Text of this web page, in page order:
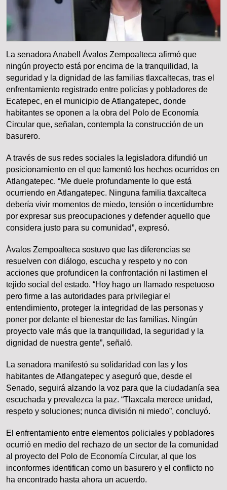
La senadora Anabell Ávalos Zempoalteca afirmó que
ningún proyecto está por encima de la tranquilidad, la
seguridad y la dignidad de las familias tlaxcaltecas, tras el
enfrentamiento registrado entre policías y pobladores de
Ecatepec, en el municipio de Atlangatepec, donde
habitantes se oponen a la obra del Polo de Economía
Circular que, señalan, contempla la construcción de un
basurero.
A través de sus redes sociales la legisladora difundió un
posicionamiento en el que lamentó los hechos ocurridos en
Atlangatepec. “Me duele profundamente lo que está
ocurriendo en Atlangatepec. Ninguna familia tlaxcalteca
debería vivir momentos de miedo, tensión o incertidumbre
por expresar sus preocupaciones y defender aquello que
considera justo para su comunidad”, expresó.
Ávalos Zempoalteca sostuvo que las diferencias se
resuelven con diálogo, escucha y respeto y no con
acciones que profundicen la confrontación ni lastimen el
tejido social del estado. “Hoy hago un llamado respetuoso
pero firme a las autoridades para privilegiar el
entendimiento, proteger la integridad de las personas y
poner por delante el bienestar de las familias. Ningún
proyecto vale más que la tranquilidad, la seguridad y la
dignidad de nuestra gente”, señaló.
La senadora manifestó su solidaridad con las y los
habitantes de Atlangatepec y aseguró que, desde el
Senado, seguirá alzando la voz para que la ciudadanía sea
escuchada y prevalezca la paz. “Tlaxcala merece unidad,
respeto y soluciones; nunca división ni miedo”, concluyó.
El enfrentamiento entre elementos policiales y pobladores
ocurrió en medio del rechazo de un sector de la comunidad
al proyecto del Polo de Economía Circular, al que los
inconformes identifican como un basurero y el conflicto no
ha encontrado hasta ahora un acuerdo.